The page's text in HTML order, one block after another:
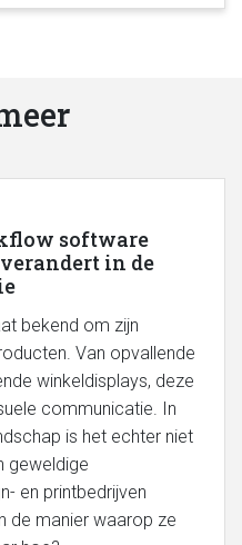
software
in de
bekend om zijn
Van opvallende
winkeldisplays, deze
communicatie. In
is het echter niet
geweldige
en printbedrijven
de manier waarop ze